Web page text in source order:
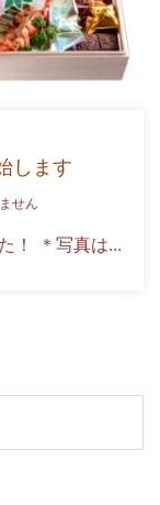
します
せん
！ ＊写真は...